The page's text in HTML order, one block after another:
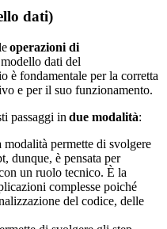
dati)
operazioni di
dati del
è fondamentale per la corretta
e per il suo funzionamento.
passaggi in due modalità:
modalità permette di svolgere
dunque, è pensata per
un ruolo tecnico. È la
complesse poiché
del codice, delle